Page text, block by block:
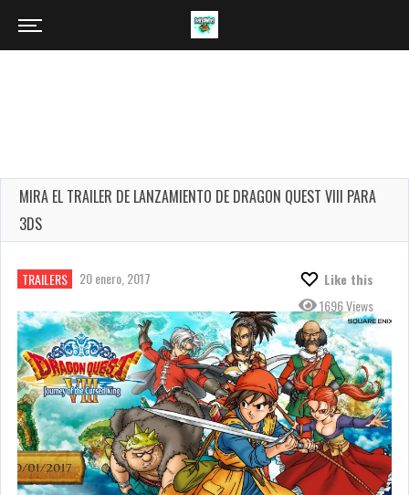
MIRA EL TRAILER DE LANZAMIENTO DE DRAGON QUEST VIII PARA
3DS
TRAILERS 20 enero, 2017
Like this
1696 Views